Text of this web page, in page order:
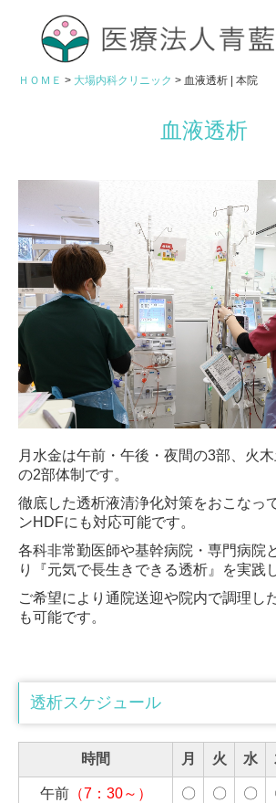
ＨＯＭＥ
医院概要 | 本院
大場内科玉造クリニック
外来案内 | 玉造
アクセス | 玉造
医院概要 | 玉造
大場内科小吹クリニック
外来案内 | 小吹
アクセス | 小吹
医院概要 | 小吹
介護事業部
過去のお便り
地域連携
公益通報制度について
ＨＯＭＥ 大場内科クリニック 血液透析 | 本院
血液透析
月水金は午前・午後・夜間の3部、火
の2部体制です。
徹底した透析液清浄化対策をおこなっ
ンHDFにも対応可能です。
各科非常勤医師や基幹病院・専門病院
り『元気で長生きできる透析』を実践
ご希望により通院送迎や院内で調理し
も可能です。
透析スケジュール
時間 月 火 水
午前（7：30～） 〇 〇 〇